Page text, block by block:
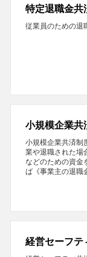
特定退職金共
従業員のための退
小規模企業共
小規模企業共済制
業や退職された場
などのための資金
ば《事業主の退職
経営セーフテ